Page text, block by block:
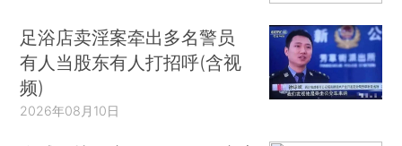
足浴店卖淫案牵出多名警员
有人当股东有人打招呼(含视
频)
2026年08月10日